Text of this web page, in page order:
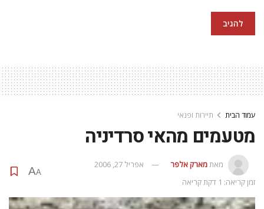
עמוד הבית תיירות ופנאי
מטעמים מהאי סרדיניה
מאת מארק אלפר
אפריל 27, 2006
זמן קריאה: 1 דקת קריאה
A
A